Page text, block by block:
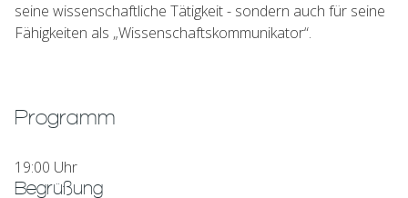
seine wissenschaftliche Tätigkeit - sondern auch für seine
Fähigkeiten als „Wissenschaftskommunikator“.
Programm
19:00 Uhr
Begrüßung